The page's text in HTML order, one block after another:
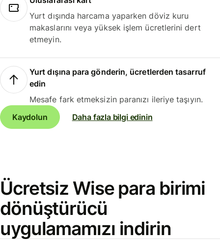
Yurt dışında harcama yaparken döviz kuru
makaslarını veya yüksek işlem ücretlerini dert
etmeyin.
Yurt dışına para gönderin, ücretlerden tasarruf
edin
Mesafe fark etmeksizin paranızı ileriye taşıyın.
Kaydolun
Daha fazla bilgi edinin
Ücretsiz Wise para birimi
dönüştürücü
uygulamamızı indirin